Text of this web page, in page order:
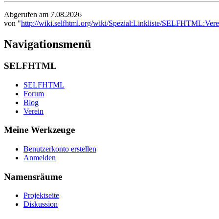
Abgerufen am 7.08.2026
von "http://wiki.selfhtml.org/wiki/Spezial:Linkliste/
Navigationsmenü
SELFHTML
SELFHTML
Forum
Blog
Verein
Meine Werkzeuge
Benutzerkonto erstellen
Anmelden
Namensräume
Projektseite
Diskussion